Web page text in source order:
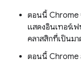
ตอนนี้ Chrome
แสดงอินเทอร์เฟ
คลาสสิกที่เป็นมา
ตอนนี้ Chrome